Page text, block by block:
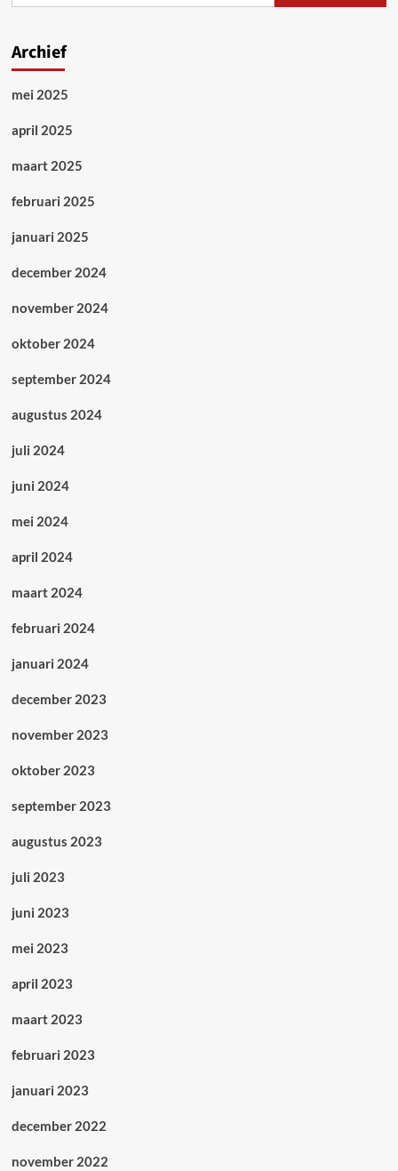
zondebok
Archief
mei 2025
april 2025
maart 2025
februari 2025
januari 2025
december 2024
november 2024
oktober 2024
september 2024
augustus 2024
juli 2024
juni 2024
mei 2024
april 2024
maart 2024
februari 2024
januari 2024
december 2023
november 2023
oktober 2023
september 2023
augustus 2023
juli 2023
juni 2023
mei 2023
april 2023
maart 2023
februari 2023
januari 2023
december 2022
november 2022